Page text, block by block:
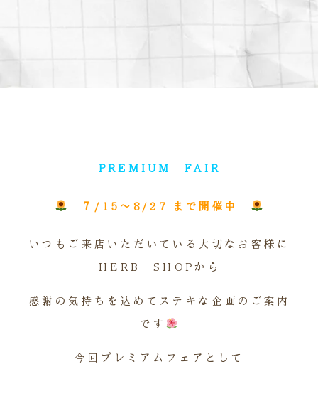
PREMIUM FAIR
７/15～8/27 まで開催中
いつもご来店いただいている大切なお客様に
HERB SHOPから
感謝の気持ちを込めてステキな企画のご案内
です
今回プレミアムフェアとして